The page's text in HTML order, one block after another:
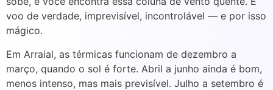
voo de verdade, imprevisível, incontrolável — e por isso
mágico.
Em Arraial, as térmicas funcionam de dezembro a
março, quando o sol é forte. Abril a junho ainda é bom,
menos intenso, mas mais previsível. Julho a setembro é